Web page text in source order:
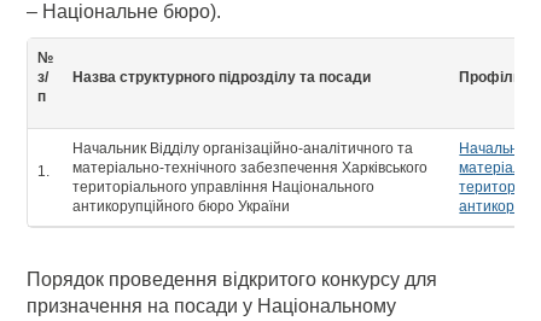
– Національне бюро).
№
з/
п
Назва структурного підрозділу та посади Профіль
1.
Начальник Відділу організаційно-аналітичного та
матеріально-технічного забезпечення Харківського
територіального управління Національного
антикорупційного бюро України
Начальник
Порядок проведення відкритого конкурсу для
призначення на посади у Національному